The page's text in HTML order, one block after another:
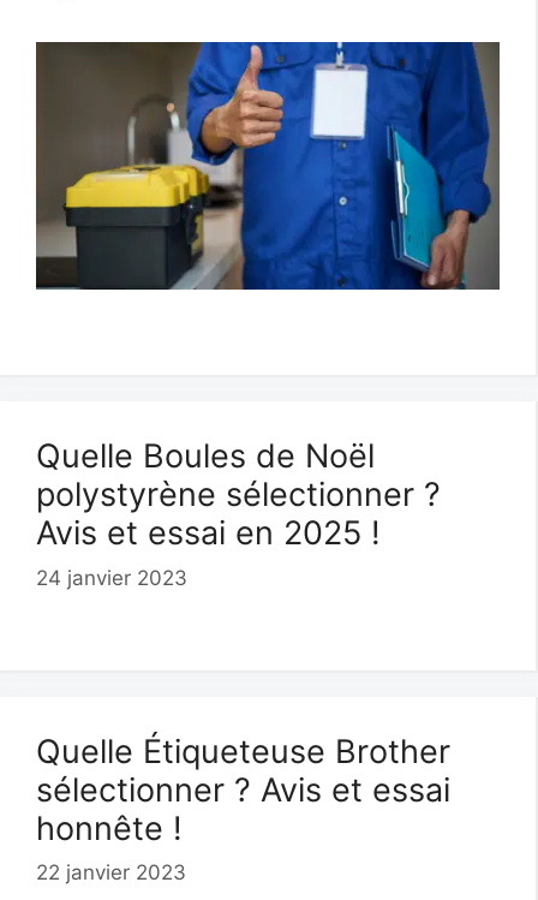
Quelle Boules de Noël
polystyrène sélectionner ?
Avis et essai en 2025 !
24 janvier 2023
Quelle Étiqueteuse Brother
sélectionner ? Avis et essai
honnête !
22 janvier 2023